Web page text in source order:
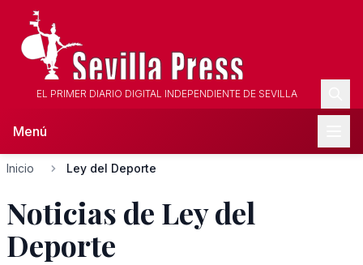
EL PRIMER DIARIO DIGITAL INDEPENDIENTE DE SEVILLA
Menú
Inicio Ley del Deporte
Noticias de Ley del
Deporte